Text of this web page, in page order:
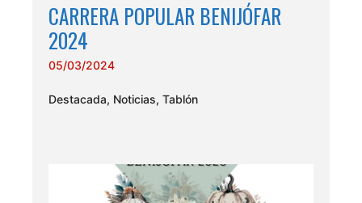
CARRERA POPULAR BENIJÓFAR
2024
05/03/2024
Destacada, Noticias, Tablón